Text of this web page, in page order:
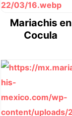
Mariachis en
Cocula